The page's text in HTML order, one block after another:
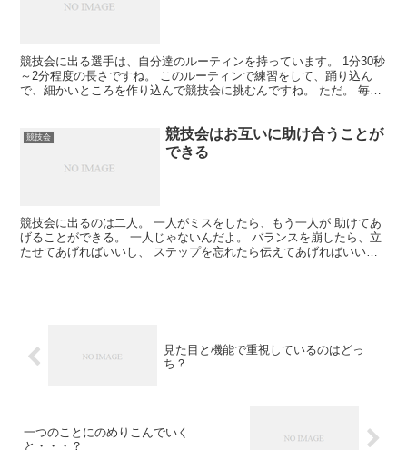
競技会に出る選手は、自分達のルーティンを持っています。 1分30秒
～2分程度の長さですね。 このルーティンで練習をして、踊り込ん
で、細かいところを作り込んで競技会に挑むんですね。 ただ。 毎日
競技会
競技会はお互いに助け合うことが
できる
競技会に出るのは二人。 一人がミスをしたら、もう一人が 助けてあ
げることができる。 一人じゃないんだよ。 バランスを崩したら、立
たせてあげればいいし、 ステップを忘れたら伝えてあげればいい。
見た目と機能で重視しているのはどっ
ち？
一つのことにのめりこんでいく
と・・・？